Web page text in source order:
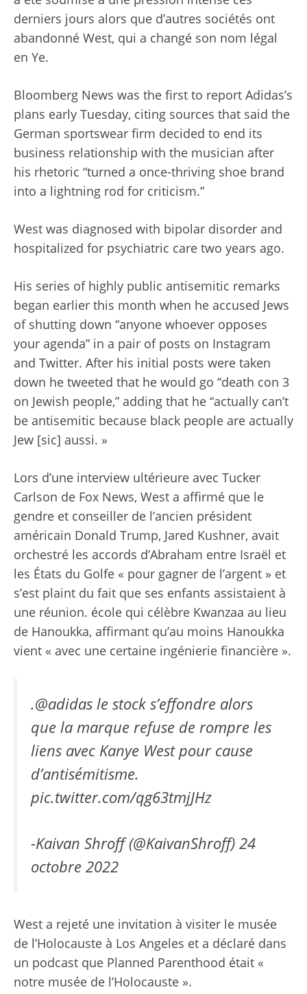
derniers jours alors que d’autres sociétés ont
abandonné West, qui a changé son nom légal
en Ye.
Bloomberg News was the first to report Adidas’s
plans early Tuesday, citing sources that said the
German sportswear firm decided to end its
business relationship with the musician after
his rhetoric “turned a once-thriving shoe brand
into a lightning rod for criticism.”
West was diagnosed with bipolar disorder and
hospitalized for psychiatric care two years ago.
His series of highly public antisemitic remarks
began earlier this month when he accused Jews
of shutting down “anyone whoever opposes
your agenda” in a pair of posts on Instagram
and Twitter. After his initial posts were taken
down he tweeted that he would go “death con 3
on Jewish people,” adding that he “actually can’t
be antisemitic because black people are actually
Jew [sic] aussi. »
Lors d’une interview ultérieure avec Tucker
Carlson de Fox News, West a affirmé que le
gendre et conseiller de l’ancien président
américain Donald Trump, Jared Kushner, avait
orchestré les accords d’Abraham entre Israël et
les États du Golfe « pour gagner de l’argent » et
s’est plaint du fait que ses enfants assistaient à
une réunion. école qui célèbre Kwanzaa au lieu
de Hanoukka, affirmant qu’au moins Hanoukka
vient « avec une certaine ingénierie financière ».
.@adidas le stock s’effondre alors
que la marque refuse de rompre les
liens avec Kanye West pour cause
d’antisémitisme.
pic.twitter.com/qg63tmjJHz
-Kaivan Shroff (@KaivanShroff) 24
octobre 2022
West a rejeté une invitation à visiter le musée
de l’Holocauste à Los Angeles et a déclaré dans
un podcast que Planned Parenthood était «
notre musée de l’Holocauste ».